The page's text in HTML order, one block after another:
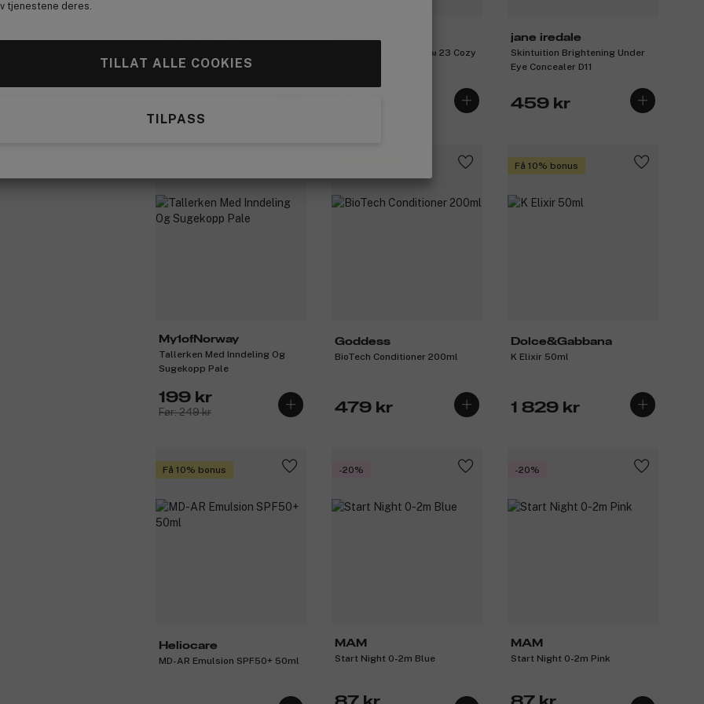
tjenestene deres.
TILLAT ALLE COOKIES
TILPASS
Sugekopp Snow
Lip Idôle CuddleBlur™ 23 Cozy
jane iredale
Skintuition Brightening Under
Eye Concealer D11
459 kr
My1ofNorway
Tallerken Med Inndeling Og
Sugekopp Pale
199 kr
Før: 249 kr
Goddess
BioTech Conditioner 200ml
479 kr
Få 10% bonus
Dolce&Gabbana
K Elixir 50ml
1 829 kr
Få 10% bonus
Heliocare
MD-AR Emulsion SPF50+ 50ml
-20%
MAM
Start Night 0-2m Blue
-20%
MAM
Start Night 0-2m Pink